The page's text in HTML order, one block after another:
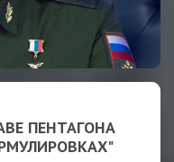
ПЕНТАГОНА